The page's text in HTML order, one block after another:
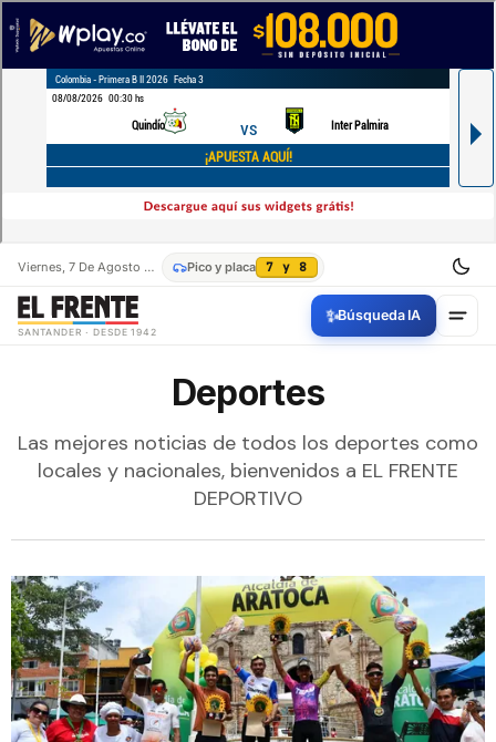
Viernes, 7 De Agosto De 2026 Pico y placa 7 y 8
SANTANDER · DESDE 1942
✨Búsqueda IA
Deportes
Las mejores noticias de todos los deportes como
locales y nacionales, bienvenidos a EL FRENTE
DEPORTIVO